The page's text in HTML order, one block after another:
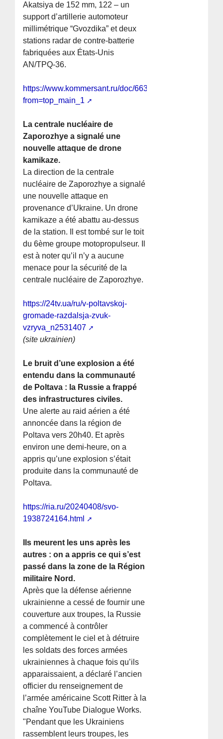
Akatsiya de 152 mm, 122 – un
support d’artillerie automoteur
millimétrique “Gvozdika” et deux
stations radar de contre-batterie
fabriquées aux États-Unis
AN/TPQ-36.
https://www.kommersant.ru/doc/6634340?
from=top_main_1
La centrale nucléaire de
Zaporozhye a signalé une
nouvelle attaque de drone
kamikaze.
La direction de la centrale
nucléaire de Zaporozhye a signalé
une nouvelle attaque en
provenance d’Ukraine. Un drone
kamikaze a été abattu au-dessus
de la station. Il est tombé sur le toit
du 6ème groupe motopropulseur. Il
est à noter qu’il n’y a aucune
menace pour la sécurité de la
centrale nucléaire de Zaporozhye.
https://24tv.ua/ru/v-poltavskoj-
gromade-razdalsja-zvuk-
vzryva_n2531407
(site ukrainien)
Le bruit d’une explosion a été
entendu dans la communauté
de Poltava : la Russie a frappé
des infrastructures civiles.
Une alerte au raid aérien a été
annoncée dans la région de
Poltava vers 20h40. Et après
environ une demi-heure, on a
appris qu’une explosion s’était
produite dans la communauté de
Poltava.
https://ria.ru/20240408/svo-
1938724164.html
Ils meurent les uns après les
autres : on a appris ce qui s’est
passé dans la zone de la Région
militaire Nord.
Après que la défense aérienne
ukrainienne a cessé de fournir une
couverture aux troupes, la Russie
a commencé à contrôler
complètement le ciel et à détruire
les soldats des forces armées
ukrainiennes à chaque fois qu’ils
apparaissaient, a déclaré l’ancien
officier du renseignement de
l’armée américaine Scott Ritter à la
chaîne YouTube Dialogue Works.
"Pendant que les Ukrainiens
rassemblent leurs troupes, les